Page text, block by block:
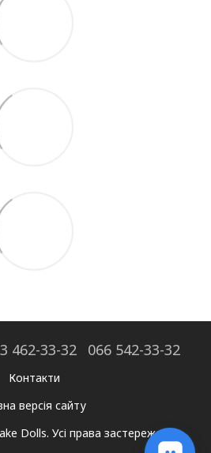
462-33-32 066 542-33-32
Контакти
версія сайту
Dolls. Усі права застережено.